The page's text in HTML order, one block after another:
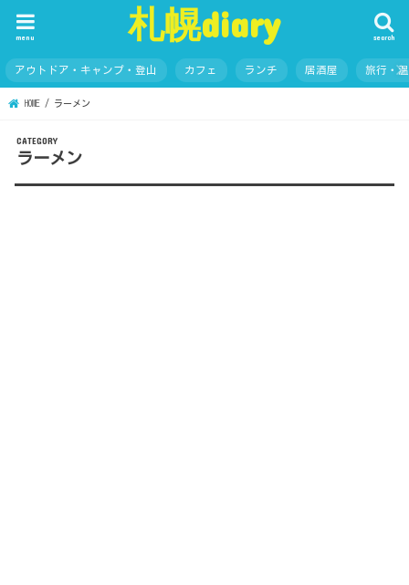
札幌diary search
menu
アウトドア・キャンプ・登山 カフェ ランチ 居酒屋 旅行・
HOME ラーメン
ラーメン